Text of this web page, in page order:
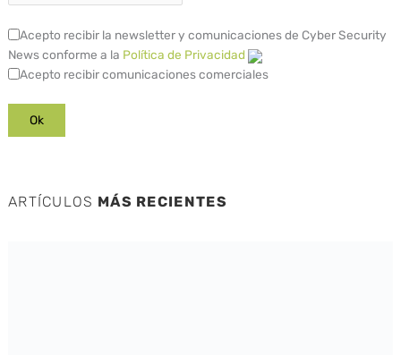
Acepto recibir la newsletter y comunicaciones de Cyber Security
News conforme a la Política de Privacidad
Acepto recibir comunicaciones comerciales
ARTÍCULOS MÁS RECIENTES